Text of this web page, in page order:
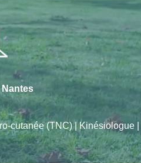
(TNC) | Kinésiologue |